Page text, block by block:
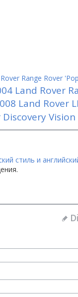
Range Rover
Land Rover
Land Rover
Vision
стиль и